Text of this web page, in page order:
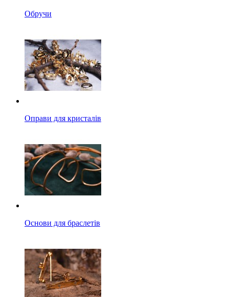
Обручи
Оправи для кристалів
Основи для браслетів